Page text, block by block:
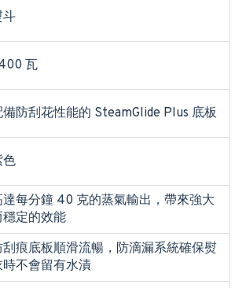
斗
瓦
備防刮花性能的 SteamGlide Plus 底板
色
達每分鐘 40 克的蒸氣輸出，帶來強大
穩定的效能
刮痕底板順滑流暢，防滴漏系統確保熨
時不會留有水漬